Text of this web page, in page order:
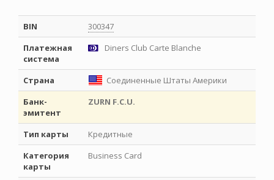
BIN
300347
Платежная
система
Diners Club Carte Blanche
Страна
Соединенные Штаты Америки
Банк-
эмитент
ZURN F.C.U.
Тип карты
Кредитные
Категория
карты
Business Card